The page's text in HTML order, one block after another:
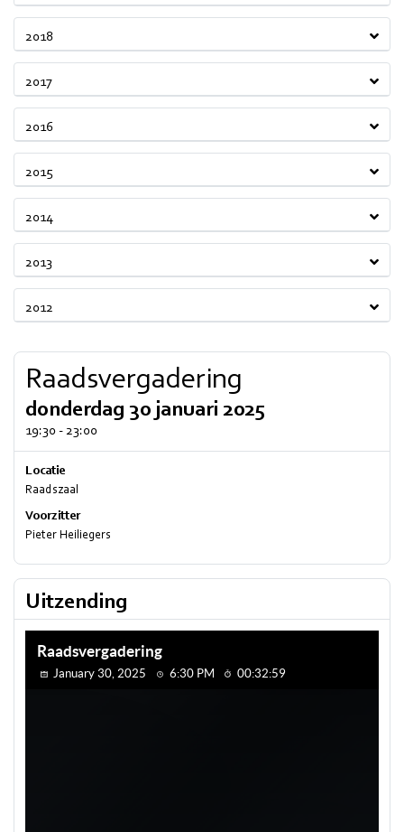
2018
2017
2016
2015
2014
2013
2012
Raadsvergadering
donderdag 30 januari 2025
19:30 - 23:00
Locatie
Raadszaal
Voorzitter
Pieter Heiliegers
Uitzending